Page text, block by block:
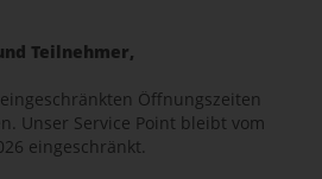
Teilnehmer,
Öffnungszeiten
Unser Service Point bleibt vom
eingeschränkt.